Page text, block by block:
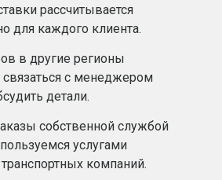
рассчитывается
для каждого клиента.
в другие регионы
с менеджером
детали.
собственной службой
услугами
компаний.